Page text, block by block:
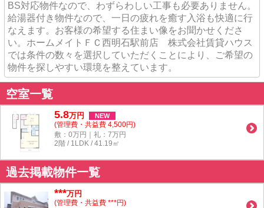
BS対応物件なので、わずらわしい工事も必要ありません。
給湯器付き物件なので、一日の疲れを癒す入浴も快適に行
なえます。お客様の希望する住まい像をお聞かせくださ
い。ホームメイトＦＣ西明石駅前店 株式会社賃貸ハウス
では条件の数々を選択していただくことにより、ご希望の
物件を探しやすい環境を整えています。
空室一覧
5.8万円 NEW
(管理費・共益費 4,500円)
敷：0万円｜礼：7万円
2階 / 1LDK / 41.19㎡
過去掲載物件一覧
***万円
(管理費・共益費 ***円)